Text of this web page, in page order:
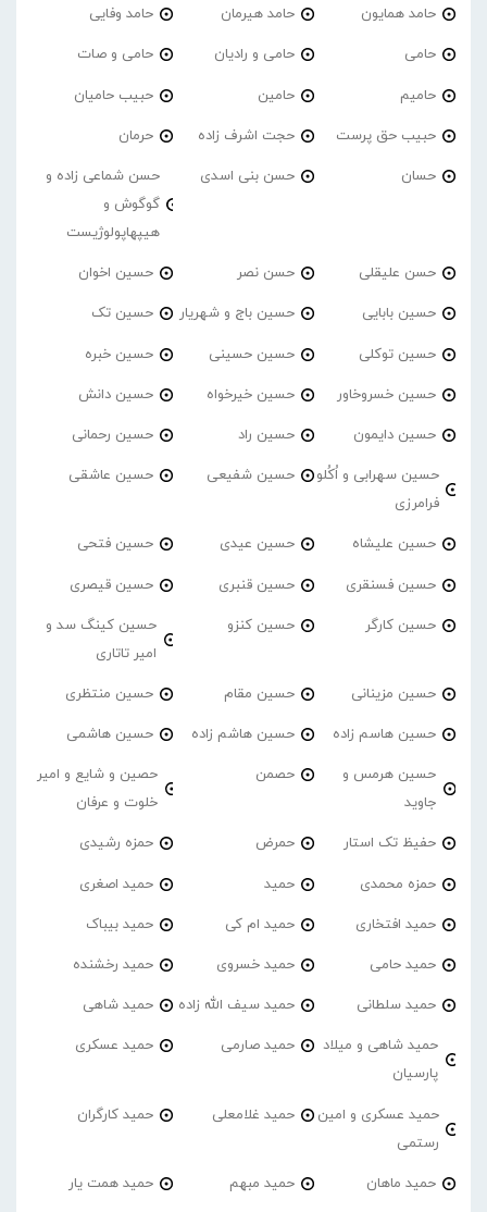
حامد همایون حامد هیرمان حامد وفایی
حامی حامی و رادیان حامی و صات
حامیم حامین حبیب حامیان
حبیب حق پرست حجت اشرف زاده حرمان
حسان حسن بنی اسدی
حسن شماعی زاده و
گوگوش و
هیپهاپولوژیست
حسن علیقلی حسن نصر حسین اخوان
حسین بابایی حسین باج و شهریار حسین تک
حسین توکلی حسین حسینی حسین خبره
حسین خسروخاور حسین خیرخواه حسین دانش
حسین دایمون حسین راد حسین رحمانی
حسین سهرابی و اُکُلو
فرامرزی
حسین شفیعی حسین عاشقی
حسین علیشاه حسین عیدی حسین فتحی
حسین فسنقری حسین قنبری حسین قیصری
حسین کارگر حسین کنزو
حسین کینگ سد و
امیر تاتاری
حسین مزینانی حسین مقام حسین منتظری
حسین هاسم زاده حسین هاشم زاده حسین هاشمی
حسین هرمس و
جاوید
حصمن
حصین و شایع و امیر
خلوت و عرفان
حفیظ تک استار حمرض حمزه رشیدی
حمزه محمدی حمید حمید اصغری
حمید افتخاری حمید ام کی حمید بیباک
حمید حامی حمید خسروی حمید رخشنده
حمید سلطانی حمید سیف الله زاده حمید شاهی
حمید شاهی و میلاد
پارسیان
حمید صارمی حمید عسکری
حمید عسکری و امین
رستمی
حمید غلامعلی حمید کارگران
حمید ماهان حمید مبهم حمید همت یار